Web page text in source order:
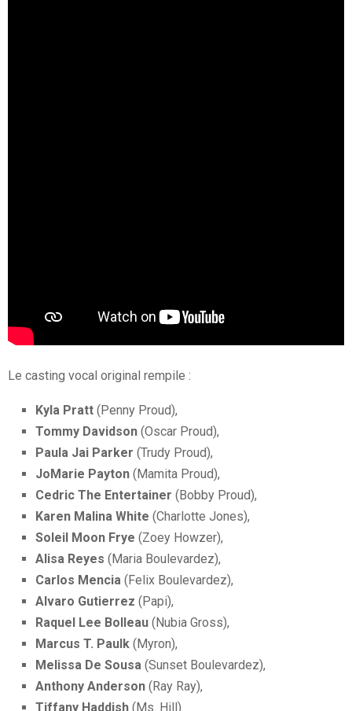
Le casting vocal original rempile :
Kyla Pratt (Penny Proud),
Tommy Davidson (Oscar Proud),
Paula Jai Parker (Trudy Proud),
JoMarie Payton (Mamita Proud),
Cedric The Entertainer (Bobby Proud),
Karen Malina White (Charlotte Jones),
Soleil Moon Frye (Zoey Howzer),
Alisa Reyes (Maria Boulevardez),
Carlos Mencia (Felix Boulevardez),
Alvaro Gutierrez (Papi),
Raquel Lee Bolleau (Nubia Gross),
Marcus T. Paulk (Myron),
Melissa De Sousa (Sunset Boulevardez),
Anthony Anderson (Ray Ray),
Tiffany Haddish (Ms. Hill).